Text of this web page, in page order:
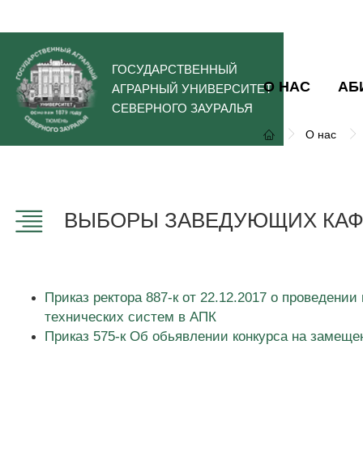
ГОСУДАРСТВЕННЫЙ
АГРАРНЫЙ УНИВЕРСИТЕТ
СЕВЕРНОГО ЗАУРАЛЬЯ
О НАС
О нас
ВЫБОРЫ ЗАВЕДУЮЩИХ
Приказ ректора 887-к от 22.12.2017 о
технических систем в АПК
Приказ 575-к Об обьявлении конкурса на